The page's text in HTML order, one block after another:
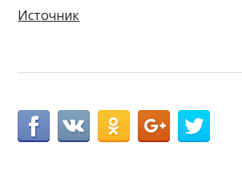
Источник